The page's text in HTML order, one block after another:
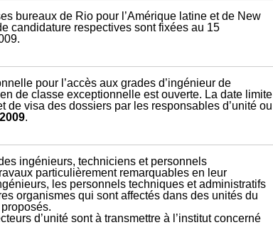
bureaux de Rio pour l’Amérique latine et de New
candidature respectives sont fixées au 15
pour l’accès aux grades d’ingénieur de
de classe exceptionnelle est ouverte. La date limite
de visa des dossiers par les responsables d’unité ou
.
ingénieurs, techniciens et personnels
particulièrement remarquables en leur
les personnels techniques et administratifs
organismes qui sont affectés dans des unités du
d’unité sont à transmettre à l’institut concerné